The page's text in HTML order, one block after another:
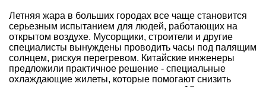
Летняя жара в больших городах все чаще становится
серьезным испытанием для людей, работающих на
открытом воздухе. Мусорщики, строители и другие
специалисты вынуждены проводить часы под палящим
солнцем, рискуя перегревом. Китайские инженеры
предложили практичное решение - специальные
охлаждающие жилеты, которые помогают снизить